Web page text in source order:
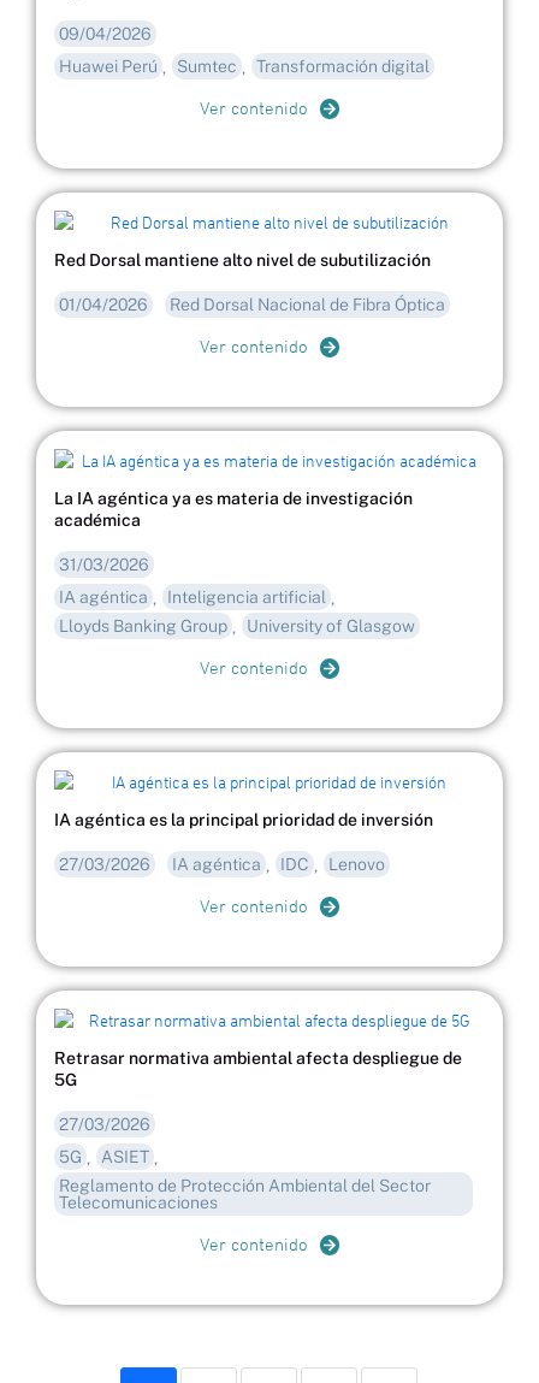
09/04/2026
Huawei Perú , Sumtec , Transformación digital
Ver contenido
Red Dorsal mantiene alto nivel de subutilización
01/04/2026 Red Dorsal Nacional de Fibra Óptica
Ver contenido
La IA agéntica ya es materia de investigación
académica
31/03/2026
IA agéntica , Inteligencia artificial ,
Lloyds Banking Group , University of Glasgow
Ver contenido
IA agéntica es la principal prioridad de inversión
27/03/2026 IA agéntica , IDC , Lenovo
Ver contenido
Retrasar normativa ambiental afecta despliegue de
5G
27/03/2026
5G , ASIET ,
Reglamento de Protección Ambiental del Sector
Telecomunicaciones
Ver contenido